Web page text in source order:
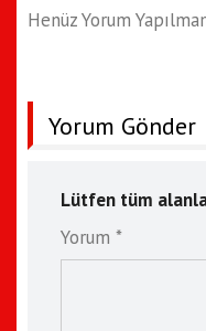
Henüz Yorum
Yorum Gönder
Lütfen tüm
Yorum *